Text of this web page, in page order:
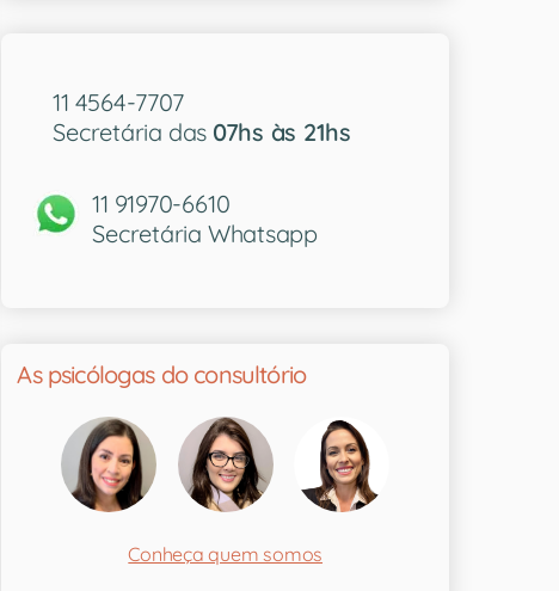
11 4564-7707
Secretária das 07hs às 21hs
11 91970-6610
Secretária Whatsapp
As psicólogas do consultório
Conheça quem somos